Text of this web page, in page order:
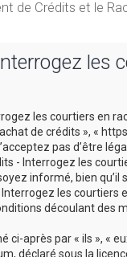
de Crédits et le
les
les courtiers en
de crédits », «
pas d’être
- Interrogez les
informé, bien
les
découlant des
après par « ils », «
déclaré sous la